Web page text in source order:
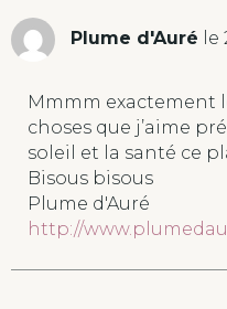
Plume d'Auré
Mmmm exactement
choses que j’aime
soleil et la santé ce
Bisous bisous
Plume d'Auré
http://